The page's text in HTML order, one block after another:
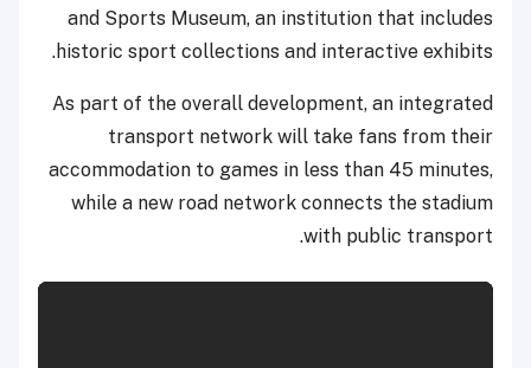
and Sports Museum, an institution that includes
historic sport collections and interactive exhibits.
As part of the overall development, an integrated
transport network will take fans from their
accommodation to games in less than 45 minutes,
while a new road network connects the stadium
with public transport.